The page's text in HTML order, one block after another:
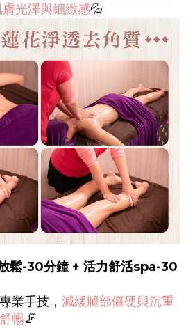
光澤與細緻感💦
鬆-30分鐘 + 活力舒活spa-30
業手技， 減緩腿部僵硬與沉重
暢🦵